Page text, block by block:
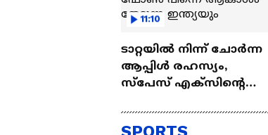
11:10
ടാറ്റയിൽ നിന്ന് ചോർന്ന
ആപ്പിൾ രഹസ്യം,
സ്‌പേസ് എക്സിന്റെ
ആകാശം തേടുന്ന